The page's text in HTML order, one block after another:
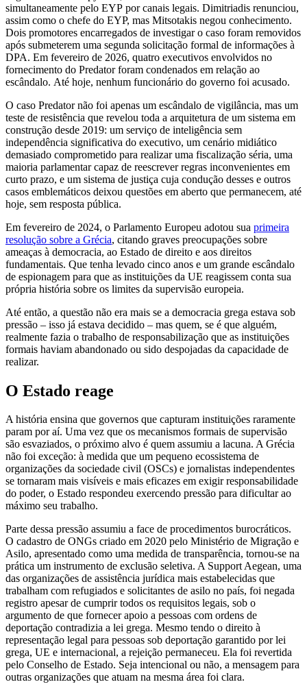
simultaneamente pelo EYP por canais legais. Dimitriadis renunciou,
assim como o chefe do EYP, mas Mitsotakis negou conhecimento.
Dois promotores encarregados de investigar o caso foram removidos
após submeterem uma segunda solicitação formal de informações à
DPA. Em fevereiro de 2026, quatro executivos envolvidos no
fornecimento do Predator foram condenados em relação ao
escândalo. Até hoje, nenhum funcionário do governo foi acusado.
O caso Predator não foi apenas um escândalo de vigilância, mas um
teste de resistência que revelou toda a arquitetura de um sistema em
construção desde 2019: um serviço de inteligência sem
independência significativa do executivo, um cenário midiático
demasiado comprometido para realizar uma fiscalização séria, uma
maioria parlamentar capaz de reescrever regras inconvenientes em
curto prazo, e um sistema de justiça cuja condução desses e outros
casos emblemáticos deixou questões em aberto que permanecem, até
hoje, sem resposta pública.
Em fevereiro de 2024, o Parlamento Europeu adotou sua primeira
resolução sobre a Grécia, citando graves preocupações sobre
ameaças à democracia, ao Estado de direito e aos direitos
fundamentais. Que tenha levado cinco anos e um grande escândalo
de espionagem para que as instituições da UE reagissem conta sua
própria história sobre os limites da supervisão europeia.
Até então, a questão não era mais se a democracia grega estava sob
pressão – isso já estava decidido – mas quem, se é que alguém,
realmente fazia o trabalho de responsabilização que as instituições
formais haviam abandonado ou sido despojadas da capacidade de
realizar.
O Estado reage
A história ensina que governos que capturam instituições raramente
param por aí. Uma vez que os mecanismos formais de supervisão
são esvaziados, o próximo alvo é quem assumiu a lacuna. A Grécia
não foi exceção: à medida que um pequeno ecossistema de
organizações da sociedade civil (OSCs) e jornalistas independentes
se tornaram mais visíveis e mais eficazes em exigir responsabilidade
do poder, o Estado respondeu exercendo pressão para dificultar ao
máximo seu trabalho.
Parte dessa pressão assumiu a face de procedimentos burocráticos.
O cadastro de ONGs criado em 2020 pelo Ministério de Migração e
Asilo, apresentado como uma medida de transparência, tornou-se na
prática um instrumento de exclusão seletiva. A Support Aegean, uma
das organizações de assistência jurídica mais estabelecidas que
trabalham com refugiados e solicitantes de asilo no país, foi negada
registro apesar de cumprir todos os requisitos legais, sob o
argumento de que fornecer apoio a pessoas com ordens de
deportação contradizia a lei grega. Mesmo tendo o direito à
representação legal para pessoas sob deportação garantido por lei
grega, UE e internacional, a rejeição permaneceu. Ela foi revertida
pelo Conselho de Estado. Seja intencional ou não, a mensagem para
outras organizações que atuam na mesma área foi clara.